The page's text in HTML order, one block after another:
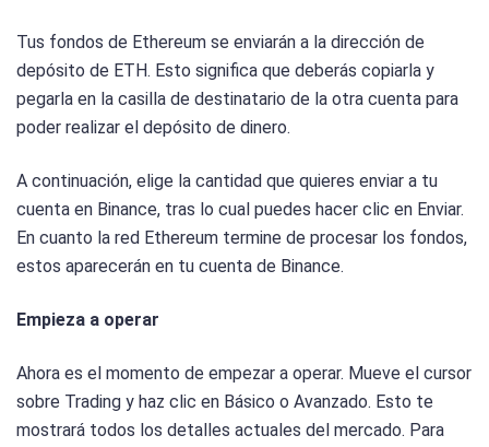
Tus fondos de Ethereum se enviarán a la dirección de
depósito de ETH. Esto significa que deberás copiarla y
pegarla en la casilla de destinatario de la otra cuenta para
poder realizar el depósito de dinero.
A continuación, elige la cantidad que quieres enviar a tu
cuenta en Binance, tras lo cual puedes hacer clic en Enviar.
En cuanto la red Ethereum termine de procesar los fondos,
estos aparecerán en tu cuenta de Binance.
Empieza a operar
Ahora es el momento de empezar a operar. Mueve el cursor
sobre Trading y haz clic en Básico o Avanzado. Esto te
mostrará todos los detalles actuales del mercado. Para